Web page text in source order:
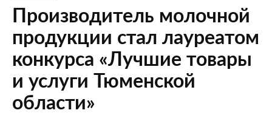
Производитель молочной
продукции стал лауреатом
конкурса «Лучшие товары
и услуги Тюменской
области»